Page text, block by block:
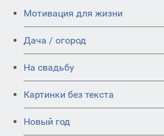
Мотивация для жизни
Дача / огород
На свадьбу
Картинки без текста
Новый год